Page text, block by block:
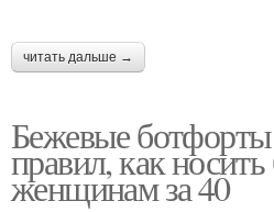
читать дальше →
Бежевые
правил, как
женщинам за 40